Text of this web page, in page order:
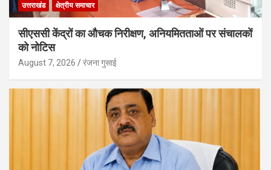
उत्तराखंड क्षेत्रीय समाचार
सीएससी केंद्रों का औचक निरीक्षण, अनियमितताओं पर संचालकों
को नोटिस
August 7, 2026 रंजना गुसाई